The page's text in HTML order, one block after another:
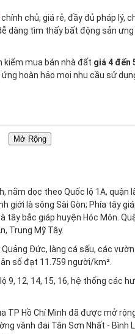
chính chủ, giá rẻ, đầy đủ pháp lý,
dàng tìm thấy bất động sản
kiếm mua bán nhà đất giá 4 đến
hoàn hảo mọi nhu cầu sử
bất động sản của bạn trở
600Hoặc tham khảo :quy trình
đến 5 tỷ tại Quận 12nhanh
thiện chí mua, được hỗ trợ
nâng cấp với chi phí tốt nhất
Mở Rộng
dọc theo Quốc lộ 1A,
là sông Sài Gòn; Phía tây
bắc giáp huyện Hóc Môn.
Trung Mỹ Tây.
Đức, làng cá sấu, các
số đạt 11.759 người/km².
12, 14, 15, 16, hệ thống các
Hồ Chí Minh đã được mở
vành đai Tân Sơn Nhất -